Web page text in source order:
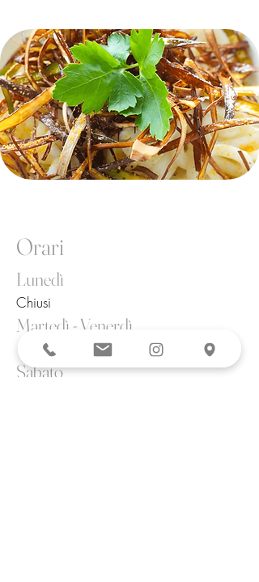
Orari
Lunedì
Chiusi
Martedì - Venerdì
12.00 - 14.00| 19.00 - 23.00
Sabato